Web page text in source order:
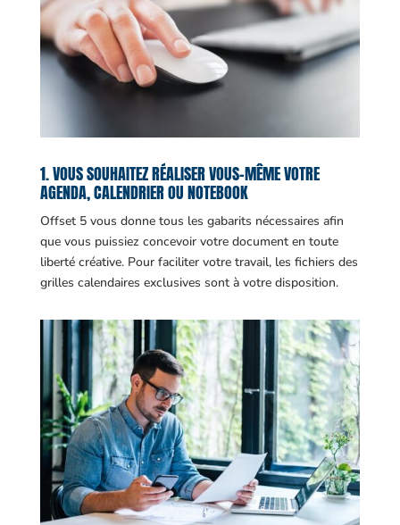
1. VOUS SOUHAITEZ RÉALISER VOUS-MÊME VOTRE
AGENDA, CALENDRIER OU NOTEBOOK
Offset 5 vous donne tous les gabarits nécessaires afin
que vous puissiez concevoir votre document en toute
liberté créative. Pour faciliter votre travail, les fichiers des
grilles calendaires exclusives sont à votre disposition.